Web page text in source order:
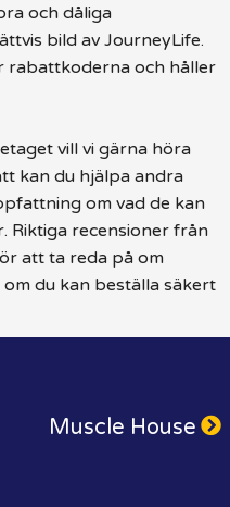
och dåliga
bild av JourneyLife.
och håller
vill vi gärna höra
kan du hjälpa andra
om vad de kan
Riktiga recensioner från
att ta reda på om
du kan beställa säkert
Muscle House